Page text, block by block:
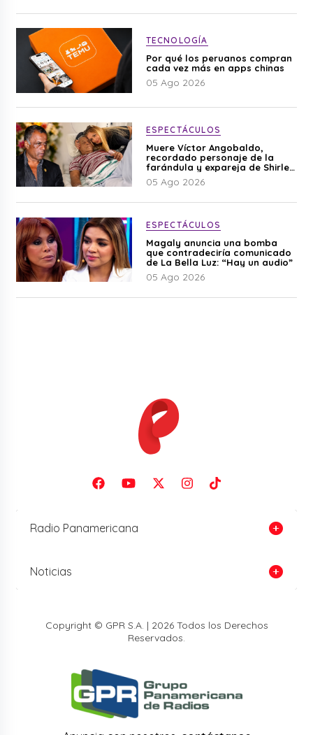
TECNOLOGÍA
Por qué los peruanos compran
cada vez más en apps chinas
05 Ago 2026
ESPECTÁCULOS
Muere Víctor Angobaldo,
recordado personaje de la
farándula y expareja de Shirley
Cherres
05 Ago 2026
ESPECTÁCULOS
Magaly anuncia una bomba
que contradeciría comunicado
de La Bella Luz: “Hay un audio”
05 Ago 2026
Radio Panamericana
Noticias
Copyright © GPR S.A. | 2026 Todos los Derechos
Reservados.